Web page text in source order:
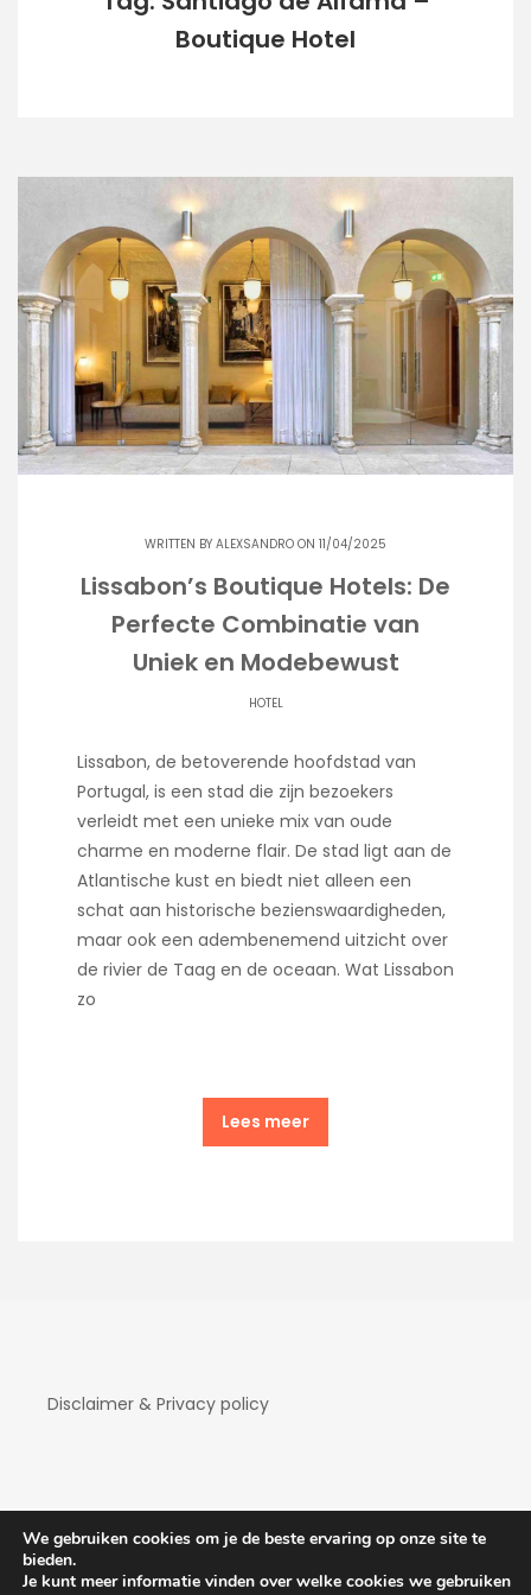
Boutique Hotel
WRITTEN BY ALEXSANDRO ON 11/04/2025
Lissabon’s Boutique Hotels: De
Perfecte Combinatie van
Uniek en Modebewust
HOTEL
Lissabon, de betoverende hoofdstad van
Portugal, is een stad die zijn bezoekers
verleidt met een unieke mix van oude
charme en moderne flair. De stad ligt aan de
Atlantische kust en biedt niet alleen een
schat aan historische bezienswaardigheden,
maar ook een adembenemend uitzicht over
de rivier de Taag en de oceaan. Wat Lissabon
zo
Lees meer
Disclaimer & Privacy policy
Copyright Hotelaanbiedingen 2026| Theme by
We gebruiken cookies om je de beste ervaring op onze site te
bieden.
Je kunt meer informatie vinden over welke cookies we gebruiken